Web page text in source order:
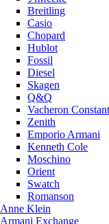
Breitling
Casio
Chopard
Hublot
Fossil
Diesel
Skagen
Q&Q
Vacheron
Zenith
Emporio Armani
Kenneth Cole
Moschino
Orient
Swatch
Romanson
Anne Klein
Armani Exchange